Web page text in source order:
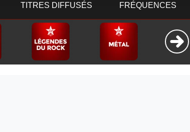
TITRES DIFFUSÉS FRÉQUENCES